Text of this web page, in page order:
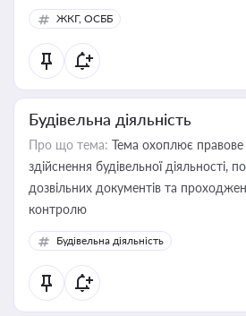
ЖКГ, ОСББ
Будівельна діяльність
Про що тема: Тема охоплює правове
здійснення будівельної діяльності,
дозвільних документів та
контролю
Будівельна діяльність